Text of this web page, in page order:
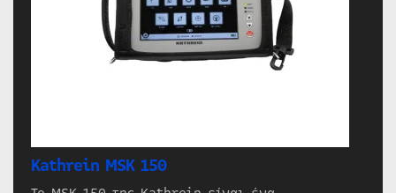
Kathrein MSK 150